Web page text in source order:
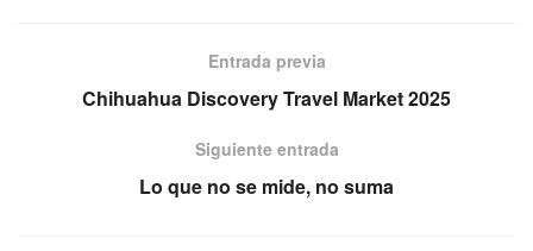
reglas y que más bien se adapta a
cada entorno”
Carolina Gómez, directora de Marketing y
Negocios nhow Lima
Entrada previa
Chihuahua Discovery Travel Market 2025
Siguiente entrada
Lo que no se mide, no suma